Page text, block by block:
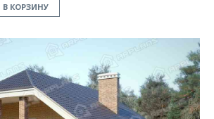
В КОРЗИНУ